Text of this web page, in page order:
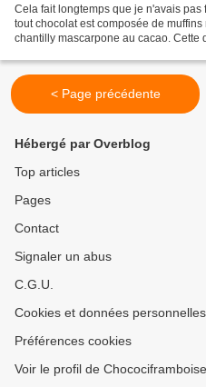
Cela fait longtemps que je n'avais pas
tout chocolat est composée de
chantilly mascarpone au cacao. Cette
< Page précédente
Hébergé par Overblog
Top articles
Pages
Contact
Signaler un abus
C.G.U.
Cookies et données personnelles
Préférences cookies
Voir le profil de